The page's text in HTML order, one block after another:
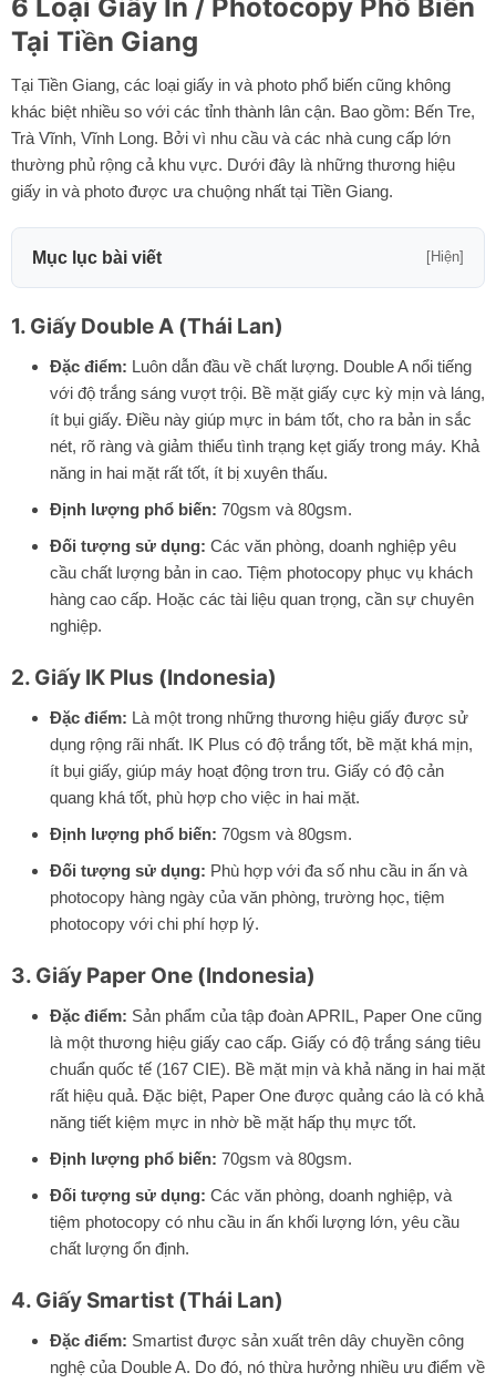
6 Loại Giấy In / Photocopy Phổ Biến
Tại Tiền Giang
Tại Tiền Giang, các loại giấy in và photo phổ biến cũng không
khác biệt nhiều so với các tỉnh thành lân cận. Bao gồm: Bến Tre,
Trà Vĩnh, Vĩnh Long. Bởi vì nhu cầu và các nhà cung cấp lớn
thường phủ rộng cả khu vực. Dưới đây là những thương hiệu
giấy in và photo được ưa chuộng nhất tại Tiền Giang.
Mục lục bài viết [Hiện]
1. Giấy Double A (Thái Lan)
Đặc điểm: Luôn dẫn đầu về chất lượng. Double A nổi tiếng
với độ trắng sáng vượt trội. Bề mặt giấy cực kỳ mịn và láng,
ít bụi giấy. Điều này giúp mực in bám tốt, cho ra bản in sắc
nét, rõ ràng và giảm thiểu tình trạng kẹt giấy trong máy. Khả
năng in hai mặt rất tốt, ít bị xuyên thấu.
Định lượng phổ biến: 70gsm và 80gsm.
Đối tượng sử dụng: Các văn phòng, doanh nghiệp yêu
cầu chất lượng bản in cao. Tiệm photocopy phục vụ khách
hàng cao cấp. Hoặc các tài liệu quan trọng, cần sự chuyên
nghiệp.
2. Giấy IK Plus (Indonesia)
Đặc điểm: Là một trong những thương hiệu giấy được sử
dụng rộng rãi nhất. IK Plus có độ trắng tốt, bề mặt khá mịn,
ít bụi giấy, giúp máy hoạt động trơn tru. Giấy có độ cản
quang khá tốt, phù hợp cho việc in hai mặt.
Định lượng phổ biến: 70gsm và 80gsm.
Đối tượng sử dụng: Phù hợp với đa số nhu cầu in ấn và
photocopy hàng ngày của văn phòng, trường học, tiệm
photocopy với chi phí hợp lý.
3. Giấy Paper One (Indonesia)
Đặc điểm: Sản phẩm của tập đoàn APRIL, Paper One cũng
là một thương hiệu giấy cao cấp. Giấy có độ trắng sáng tiêu
chuẩn quốc tế (167 CIE). Bề mặt mịn và khả năng in hai mặt
rất hiệu quả. Đặc biệt, Paper One được quảng cáo là có khả
năng tiết kiệm mực in nhờ bề mặt hấp thụ mực tốt.
Định lượng phổ biến: 70gsm và 80gsm.
Đối tượng sử dụng: Các văn phòng, doanh nghiệp, và
tiệm photocopy có nhu cầu in ấn khối lượng lớn, yêu cầu
chất lượng ổn định.
4. Giấy Smartist (Thái Lan)
Đặc điểm: Smartist được sản xuất trên dây chuyền công
nghệ của Double A. Do đó, nó thừa hưởng nhiều ưu điểm về